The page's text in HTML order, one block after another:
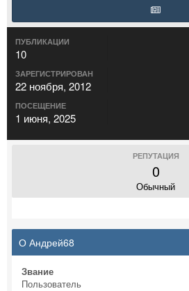
ПУБЛИКАЦИИ
10
ЗАРЕГИСТРИРОВАН
22 ноября, 2012
ПОСЕЩЕНИЕ
1 июня, 2025
РЕПУТАЦИЯ
0
Обычный
О Андрей68
Звание
Пользователь